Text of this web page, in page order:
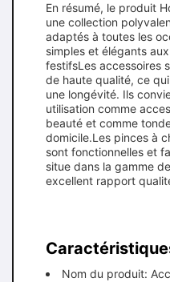
En résumé, le produit
une collection
adaptés à toutes les
simples et élégants
festifsLes accessoires
de haute qualité, ce
une longévité. Ils
utilisation comme
beauté et comme
domicile.Les pinces à
sont fonctionnelles et
situe dans la gamme
excellent rapport
Nom du produit: